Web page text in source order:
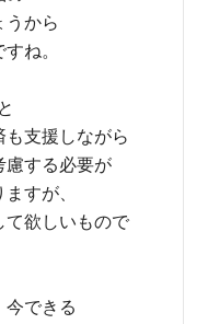
うから
ね。
支援しながら
慮する必要が
すが、
て欲しいもので
今できる